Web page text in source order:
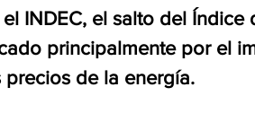
INDEC, el salto del Índice
principalmente por el
de la energía.